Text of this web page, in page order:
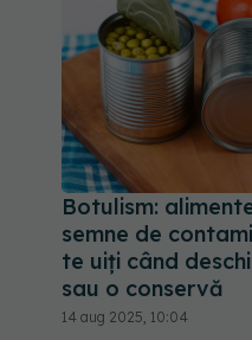
Botulism:
semne de
te uiți când
sau o conservă
14 aug 2025, 10:04